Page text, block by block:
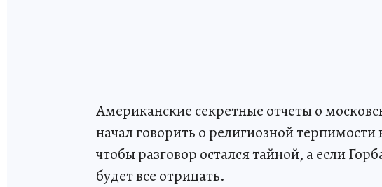
Американские секретные отчеты о
начал говорить о религиозной
чтобы разговор остался тайной, а если
будет все отрицать.